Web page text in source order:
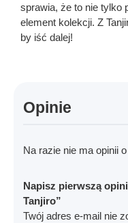
sprawia, że to nie tylko
element kolekcji. Z
by iść dalej!
Opinie
Na razie nie ma opinii
Napisz pierwszą
Tanjiro”
Twój adres e-mail nie